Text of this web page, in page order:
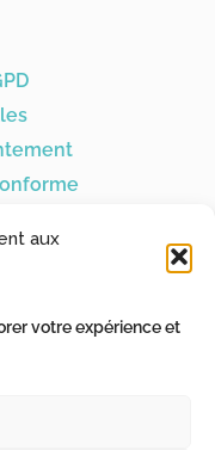
aux
votre expérience et